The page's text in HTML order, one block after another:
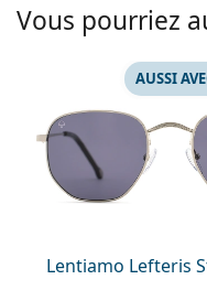
Marc Jacobs
Toutes les marques
Prada
Toutes les marques
02 446 01 11
Vous pourriez
Lentiamo Lefteris
AUSSI